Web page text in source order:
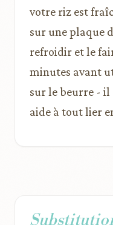
votre riz est
sur une plaque
refroidir et le
minutes avant
sur le beurre - il
aide à tout lier